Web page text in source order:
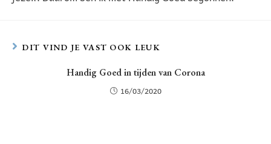
DIT VIND JE VAST OOK LEUK
Handig Goed in tijden van Corona
16/03/2020